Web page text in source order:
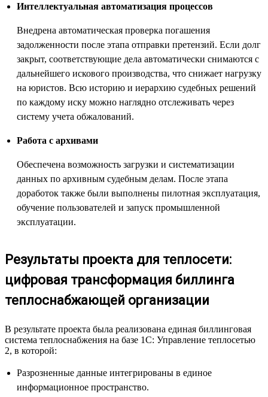
Интеллектуальная автоматизация процессов
Внедрена автоматическая проверка погашения
задолженности после этапа отправки претензий. Если долг
закрыт, соответствующие дела автоматически снимаются с
дальнейшего искового производства, что снижает нагрузку
на юристов. Всю историю и иерархию судебных решений
по каждому иску можно наглядно отслеживать через
систему учета обжалований.
Работа с архивами
Обеспечена возможность загрузки и систематизации
данных по архивным судебным делам. После этапа
доработок также были выполнены пилотная эксплуатация,
обучение пользователей и запуск промышленной
эксплуатации.
Результаты проекта для теплосети:
цифровая трансформация биллинга
теплоснабжающей организации
В результате проекта была реализована единая биллинговая
система теплоснабжения на базе 1С: Управление теплосетью
2, в которой:
Разрозненные данные интегрированы в единое
информационное пространство.